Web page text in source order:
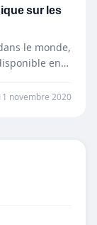
sur les
le monde,
en…
novembre 2020